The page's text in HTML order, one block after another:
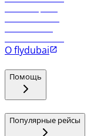
О flydubai
Помощь
Популярные рейсы